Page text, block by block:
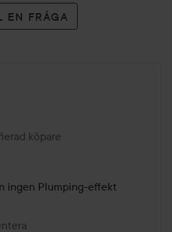
EN FRÅGA
6 år
köpare
ingen Plumping-effekt